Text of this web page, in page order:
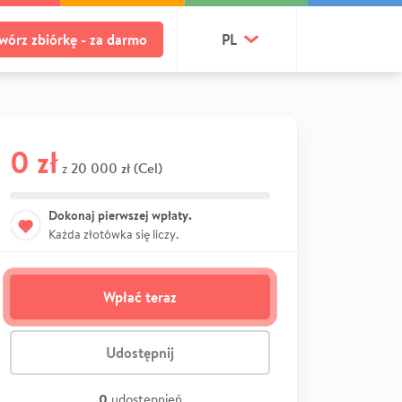
zbiórkę - za darmo PL
0 zł z 20 000 zł (Cel)
Dokonaj pierwszej wpłaty.
Każda złotówka się liczy.
Wpłać teraz
Udostępnij